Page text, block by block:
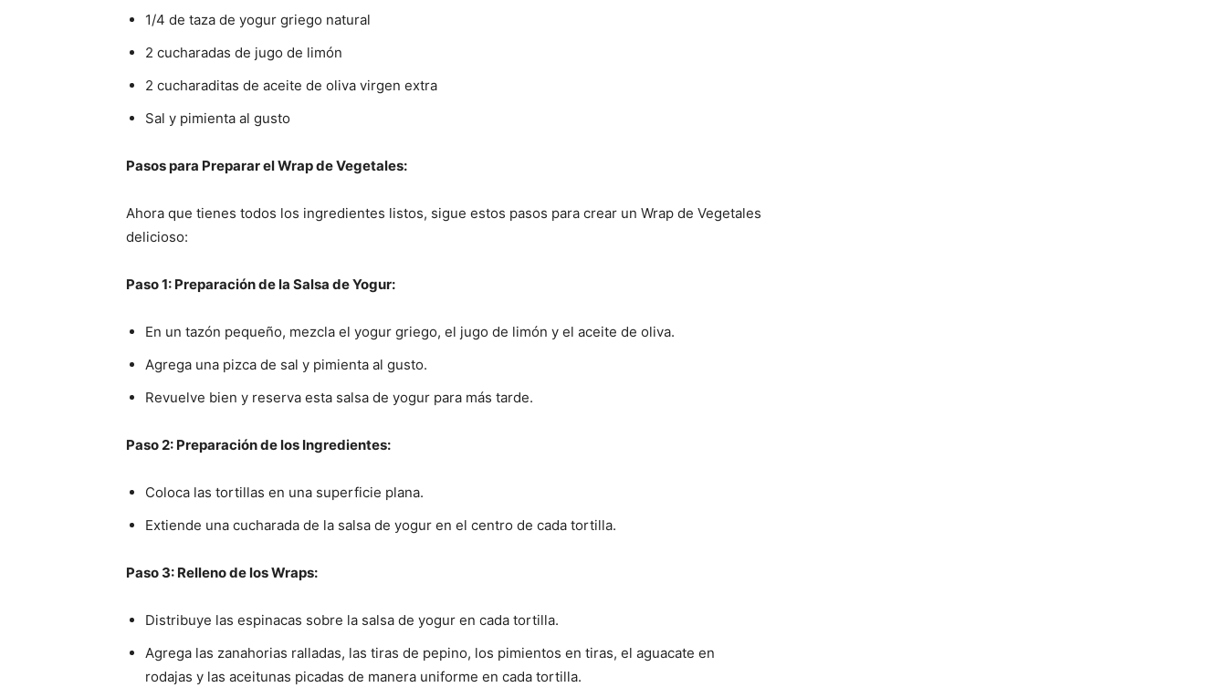
1/4 de taza de yogur griego natural
2 cucharadas de jugo de limón
2 cucharaditas de aceite de oliva virgen extra
Sal y pimienta al gusto
Pasos para Preparar el Wrap de Vegetales:
Ahora que tienes todos los ingredientes listos, sigue estos pasos para crear un Wrap de Vegetales
delicioso:
Paso 1: Preparación de la Salsa de Yogur:
En un tazón pequeño, mezcla el yogur griego, el jugo de limón y el aceite de oliva.
Agrega una pizca de sal y pimienta al gusto.
Revuelve bien y reserva esta salsa de yogur para más tarde.
Paso 2: Preparación de los Ingredientes:
Coloca las tortillas en una superficie plana.
Extiende una cucharada de la salsa de yogur en el centro de cada tortilla.
Paso 3: Relleno de los Wraps:
Distribuye las espinacas sobre la salsa de yogur en cada tortilla.
Agrega las zanahorias ralladas, las tiras de pepino, los pimientos en tiras, el aguacate en
rodajas y las aceitunas picadas de manera uniforme en cada tortilla.